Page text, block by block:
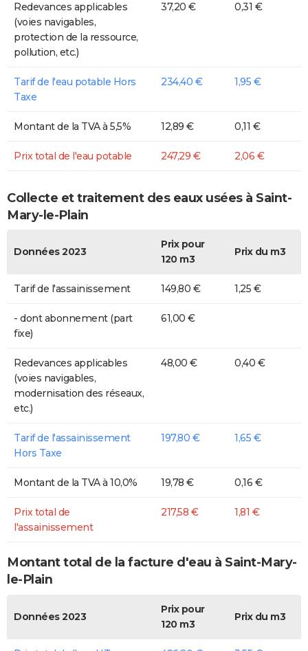
Redevances applicables
(voies navigables,
protection de la ressource,
pollution, etc.)
37,20 € 0,31 €
Tarif de l'eau potable Hors
Taxe
234,40 € 1,95 €
Montant de la TVA à 5,5% 12,89 € 0,11 €
Prix total de l'eau potable 247,29 € 2,06 €
Collecte et traitement des eaux usées à Saint-
Mary-le-Plain
Données 2023
Prix pour
120 m3
Prix du m3
Tarif de l'assainissement 149,80 € 1,25 €
- dont abonnement (part
fixe)
61,00 €
Redevances applicables
(voies navigables,
modernisation des réseaux,
etc.)
48,00 € 0,40 €
Tarif de l'assainissement
Hors Taxe
197,80 € 1,65 €
Montant de la TVA à 10,0% 19,78 € 0,16 €
Prix total de
l'assainissement
217,58 € 1,81 €
Montant total de la facture d'eau à Saint-Mary-
le-Plain
Données 2023
Prix pour
120 m3
Prix du m3